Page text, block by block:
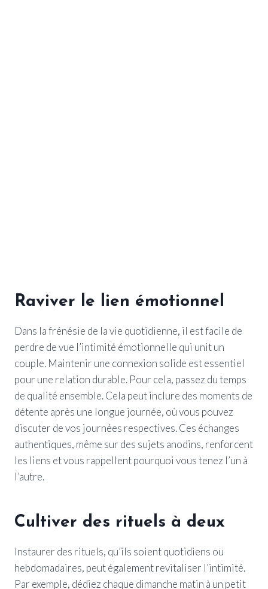
Raviver le lien émotionnel
Dans la frénésie de la vie quotidienne, il est facile de
perdre de vue l’intimité émotionnelle qui unit un
couple. Maintenir une connexion solide est essentiel
pour une relation durable. Pour cela, passez du temps
de qualité ensemble. Cela peut inclure des moments de
détente après une longue journée, où vous pouvez
discuter de vos journées respectives. Ces échanges
authentiques, même sur des sujets anodins, renforcent
les liens et vous rappellent pourquoi vous tenez l’un à
l’autre.
Cultiver des rituels à deux
Instaurer des rituels, qu’ils soient quotidiens ou
hebdomadaires, peut également revitaliser l’intimité.
Par exemple, dédiez chaque dimanche matin à un petit